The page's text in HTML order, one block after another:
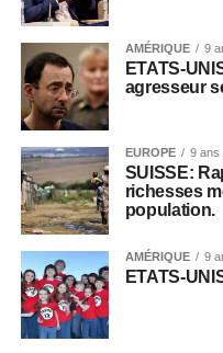
AMÉRIQUE 9
ETATS-
agresseur
EUROPE 9 ans .
SUISSE:
richesses
population.
AMÉRIQUE 9
ETATS-